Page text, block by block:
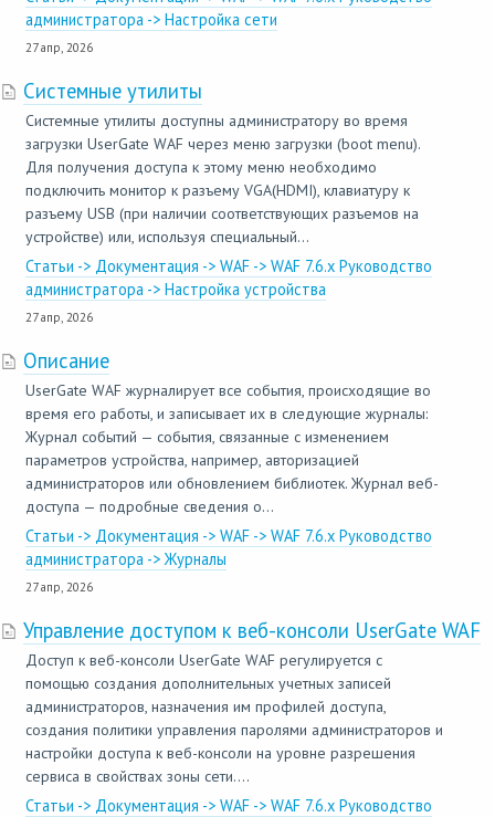
администратора -> Настройка сети
27 апр, 2026
Системные утилиты
Системные утилиты доступны администратору во время
загрузки UserGate WAF через меню загрузки (boot menu).
Для получения доступа к этому меню необходимо
подключить монитор к разъему VGA(HDMI), клавиатуру к
разъему USB (при наличии соответствующих разъемов на
устройстве) или, используя специальный...
Статьи -> Документация -> WAF -> WAF 7.6.x Руководство
администратора -> Настройка устройства
27 апр, 2026
Описание
UserGate WAF журналирует все события, происходящие во
время его работы, и записывает их в следующие журналы:
Журнал событий — события, связанные с изменением
параметров устройства, например, авторизацией
администраторов или обновлением библиотек. Журнал веб-
доступа — подробные сведения о...
Статьи -> Документация -> WAF -> WAF 7.6.x Руководство
администратора -> Журналы
27 апр, 2026
Управление доступом к веб-консоли UserGate WAF
Доступ к веб-консоли UserGate WAF регулируется с
помощью создания дополнительных учетных записей
администраторов, назначения им профилей доступа,
создания политики управления паролями администраторов и
настройки доступа к веб-консоли на уровне разрешения
сервиса в свойствах зоны сети....
Статьи -> Документация -> WAF -> WAF 7.6.x Руководство